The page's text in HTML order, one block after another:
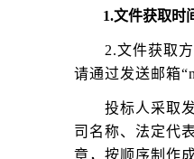
1.文件获取时
2.文件获取
请通过发送邮箱
投标人采取
司名称、法定代
章，按顺序制作